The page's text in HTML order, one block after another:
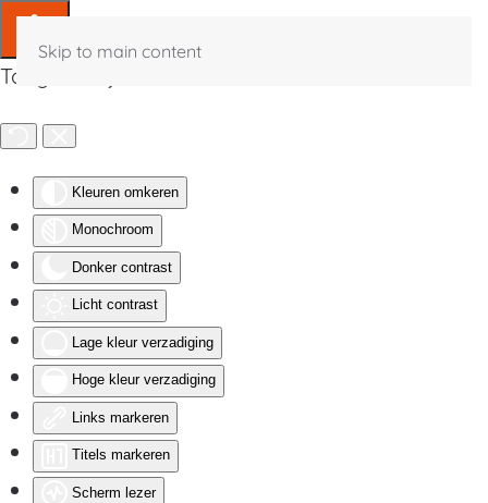
Toegankelijkheid
Kleuren omkeren
Monochroom
Donker contrast
Licht contrast
Lage kleur verzadiging
Hoge kleur verzadiging
Links markeren
Titels markeren
Scherm lezer
Skip to main content